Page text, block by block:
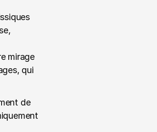
mirage
qui
de